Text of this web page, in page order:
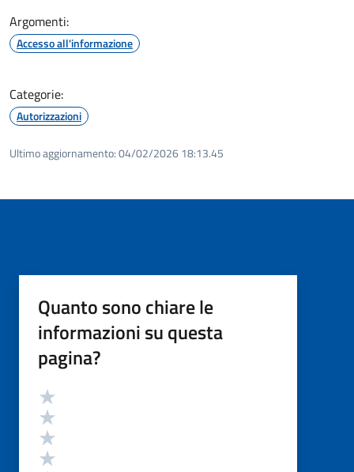
Argomenti:
Accesso all'informazione
Categorie:
Autorizzazioni
Ultimo aggiornamento:04/02/2026 18:13.45
Quanto sono chiare le
informazioni su questa
pagina?
Valutazione